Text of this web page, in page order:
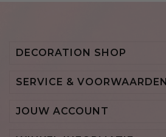
DECORATION SHOP
SERVICE & VOORWAARDEN
JOUW ACCOUNT